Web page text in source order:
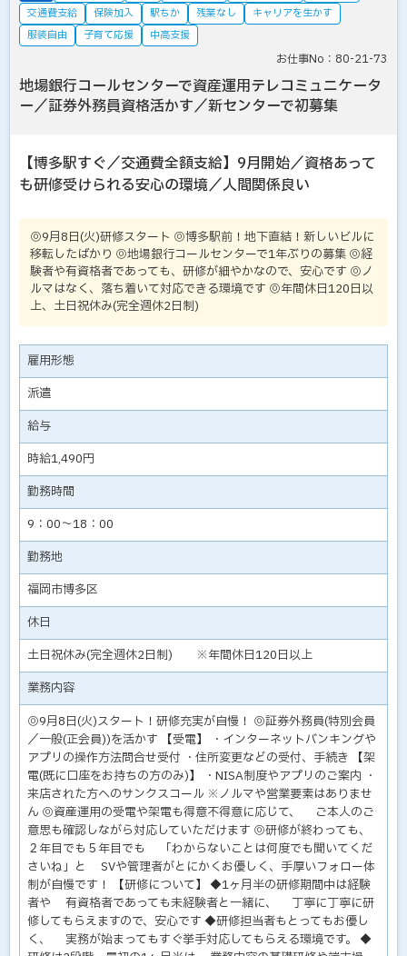
交通費支給
保険加入 駅ちか 残業なし
キャリアを生かす
服装自由
子育て応援 中高支援
お仕事No：80-21-73
地場銀行コールセンターで資産運用テレコミュニケータ
ー／証券外務員資格活かす／新センターで初募集
【博多駅すぐ／交通費全額支給】9月開始／資格あって
も研修受けられる安心の環境／人間関係良い
◎9月8日(火)研修スタート ◎博多駅前！地下直結！新しいビルに
移転したばかり ◎地場銀行コールセンターで1年ぶりの募集 ◎経
験者や有資格者であっても、研修が細やかなので、安心です ◎ノ
ルマはなく、落ち着いて対応できる環境です ◎年間休日120日以
上、土日祝休み(完全週休2日制)
雇用形態
派遣
給与
時給1,490円
勤務時間
9：00～18：00
勤務地
福岡市博多区
休日
土日祝休み(完全週休2日制) ※年間休日120日以上
業務内容
◎9月8日(火)スタート！研修充実が自慢！ ◎証券外務員(特別会員
／一般(正会員))を活かす 【受電】 ・インターネットバンキングや
アプリの操作方法問合せ受付 ・住所変更などの受付、手続き 【架
電(既に口座をお持ちの方のみ)】 ・NISA制度やアプリのご案内 ・
来店された方へのサンクスコール ※ノルマや営業要素はありませ
ん ◎資産運用の受電や架電も得意不得意に応じて、 ご本人のご
意思も確認しながら対応していただけます ◎研修が終わっても、
２年目でも５年目でも 「わからないことは何度でも聞いてくだ
さいね」と SVや管理者がとにかくお優しく、手厚いフォロー体
制が自慢です！ 【研修について】 ◆1ヶ月半の研修期間中は経験
者や 有資格者であっても未経験者と一緒に、 丁寧に丁寧に研
修してもらえますので、安心です ◆研修担当者もとってもお優し
く、 実務が始まってもすぐ挙手対応してもらえる環境です。 ◆